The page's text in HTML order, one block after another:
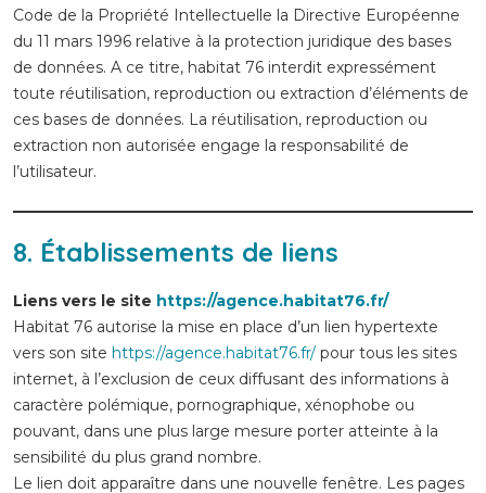
Code de la Propriété Intellectuelle la Directive Européenne
du 11 mars 1996 relative à la protection juridique des bases
de données. A ce titre, habitat 76 interdit expressément
toute réutilisation, reproduction ou extraction d’éléments de
ces bases de données. La réutilisation, reproduction ou
extraction non autorisée engage la responsabilité de
l’utilisateur.
8. Établissements de liens
Liens vers le site https://agence.habitat76.fr/
Habitat 76 autorise la mise en place d’un lien hypertexte
vers son site https://agence.habitat76.fr/ pour tous les sites
internet, à l’exclusion de ceux diffusant des informations à
caractère polémique, pornographique, xénophobe ou
pouvant, dans une plus large mesure porter atteinte à la
sensibilité du plus grand nombre.
Le lien doit apparaître dans une nouvelle fenêtre. Les pages